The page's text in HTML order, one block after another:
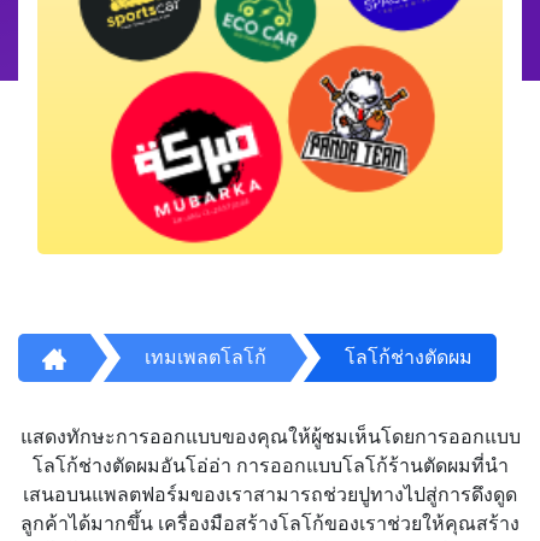
เทมเพลตโลโก้ โลโก้ช่างตัดผม
แสดงทักษะการออกแบบของคุณให้ผู้ชมเห็นโดยการออกแบบ
โลโก้ช่างตัดผมอันโอ่อ่า การออกแบบโลโก้ร้านตัดผมที่นำ
เสนอบนแพลตฟอร์มของเราสามารถช่วยปูทางไปสู่การดึงดูด
ลูกค้าได้มากขึ้น เครื่องมือสร้างโลโก้ของเราช่วยให้คุณสร้าง